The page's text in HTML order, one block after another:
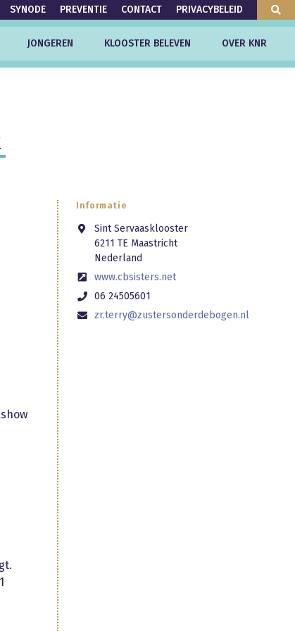
SYNODE PREVENTIE CONTACT PRIVACYBELEID
JONGEREN KLOOSTER BELEVEN OVER KNR
Informatie
Sint Servaasklooster
6211 TE Maastricht
Nederland
www.cbsisters.net
06 24505601
zr.terry@zustersonderdebogen.nl